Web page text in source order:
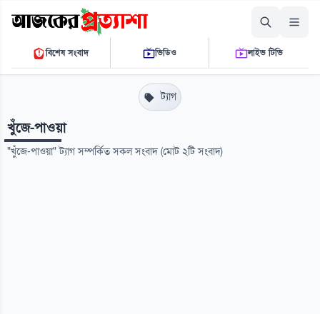
শুক্রবার, ০৭ আগস্ট ২০২৬
০৯ ৪২ ১৫ এ.এম.THE DAILY AJKER PROTTASHA
বিশেষ সংবাদ ভিডিও লাইভ টিভি
ট্যাগ
খুঁজে-পাওয়া
"খুঁজে-পাওয়া" ট্যাগ সম্পর্কিত সকল সংবাদ (মোট ২টি সংবাদ)